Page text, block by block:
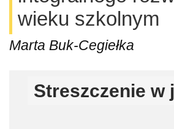
wieku szkolnym
Marta Buk-Cegiełka
Streszczenie w